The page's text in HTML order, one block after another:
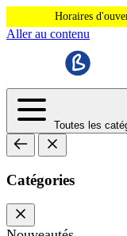
Horaires
Aller au contenu
Toutes les
Catégories